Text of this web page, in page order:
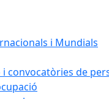
i Mundials
convocatòries de